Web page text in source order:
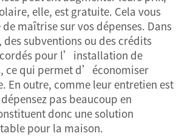
elle, est gratuite. Cela vous
maîtrise sur vos dépenses. Dans
subventions ou des crédits
pour l’installation de
ce qui permet d’économiser
En outre, comme leur entretien est
pas beaucoup en
donc une solution
pour la maison.